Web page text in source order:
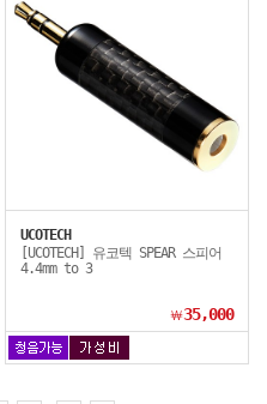
UCOTECH
[UCOTECH] 유코텍 SPEAR 스피어
4.4mm to 3
￦35,000